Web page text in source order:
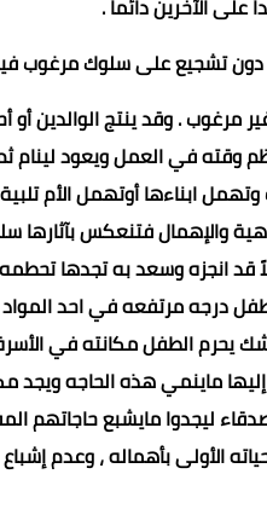
الآخرين دائماً .
دون تشجيع على سلوك مرغوب
. وقد ينتج الوالدين أو
في العمل ويعود لينام ثم
وتهمل ابناءها أوتهمل الأم
والإهمال فتنعكس بآثارها
قد انجزه وسعد به تجدها
درجه مرتفعه في احد
يحرم الطفل مكانته في
ماينمي هذه الحاجه ويجد
ليجدوا مايشبع حاجاتهم
الأولى بأهماله ، وعدم